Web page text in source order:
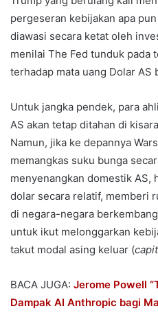
pergeseran kebijakan apa
diawasi secara ketat oleh
menilai The Fed tunduk pada
terhadap mata uang Dolar AS
Untuk jangka pendek, para
AS akan tetap ditahan di
Namun, jika ke depannya
memangkas suku bunga
menyenangkan domestik AS,
dolar secara relatif, memberi
di negara-negara
untuk ikut melonggarkan
takut modal asing keluar (
BACA JUGA: Jerome Powell
Dampak AI Anthropic bagi